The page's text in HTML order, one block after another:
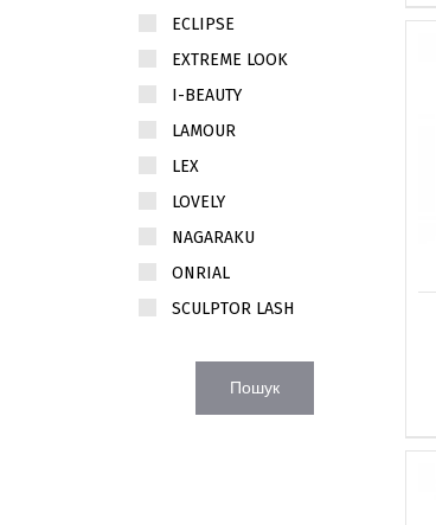
ECLIPSE
EXTREME LOOK
I-BEAUTY
LAMOUR
LEX
LOVELY
NAGARAKU
ONRIAL
SCULPTOR LASH
Пошук